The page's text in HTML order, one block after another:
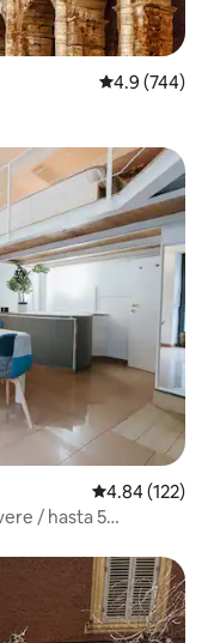
Calificación
4.9 (744)
Calificación
4.84 (122)
/ hasta 5